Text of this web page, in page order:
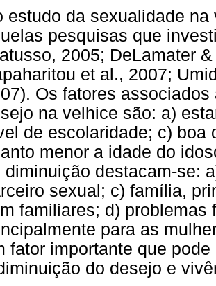
estudo da sexualidade
pesquisas que
2005; DeLamater
et al., 2007;
Os fatores
na velhice são: a)
de escolaridade; c) boa
menor a idade do
diminuição destacam-se:
sexual; c) família,
familiares; d)
para as
fator importante que
do desejo e